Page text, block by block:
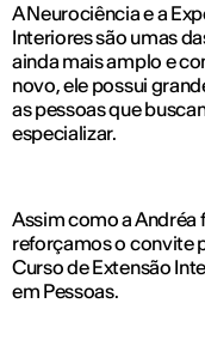
A Neurociência e a
Interiores são umas
ainda mais amplo e
novo, ele possui
as pessoas que
especializar.
Assim como a Andréa
reforçamos o convite
Curso de Extensão
em Pessoas.